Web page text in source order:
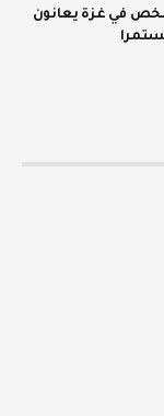
42 ألف شخص في غزة يعانون